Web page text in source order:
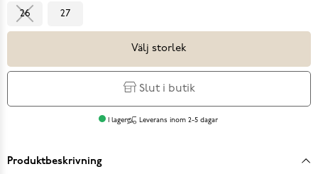
26 27
Välj storlek
Slut i butik
I lager Leverans inom 2-5 dagar
Produktbeskrivning